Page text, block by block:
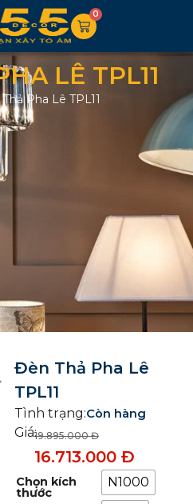
0
LÊ TPL11
Pha Lê TPL11
Đèn Thả Pha Lê
TPL11
Tình trạng:Còn hàng
Giá:19.895.000Đ
16.713.000 Đ
Chọn kích
thước
N1000